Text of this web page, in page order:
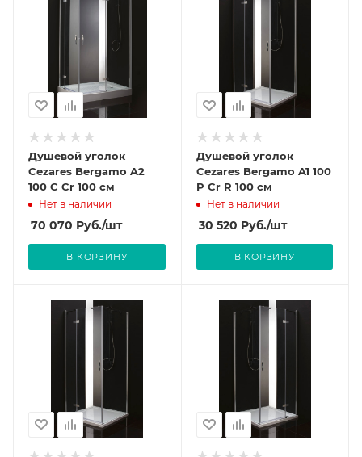
Душевой уголок
Cezares Bergamo A2
100 C Cr 100 см
Нет в наличии
70 070 Руб./шт
В КОРЗИНУ
Душевой уголок
Cezares Bergamo A1 100
P Cr R 100 см
Нет в наличии
30 520 Руб./шт
В КОРЗИНУ